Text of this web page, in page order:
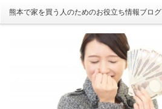
熊本で家を買う人のためのお役立ち情報ブログ